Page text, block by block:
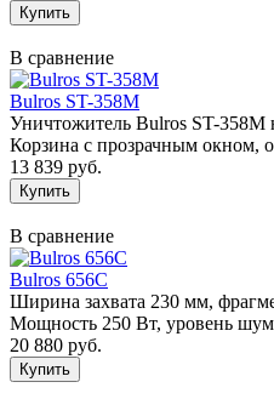
В сравнение
Bulros ST-358M
Уничтожитель Bulros ST-358M
Корзина с прозрачным окном,
13 839 руб.
В сравнение
Bulros 656С
Ширина захвата 230 мм,
Мощность 250 Вт, уровень
20 880 руб.